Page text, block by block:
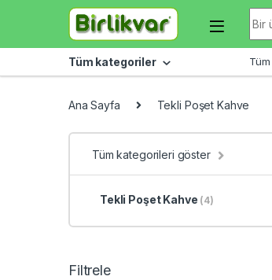
Skip to navigation
Skip to content
Tüm kategoriler
Ana Sayfa Tekli Poşet Kahve
Tüm kategorileri göster
Tekli Poşet Kahve (4)
Filtrele